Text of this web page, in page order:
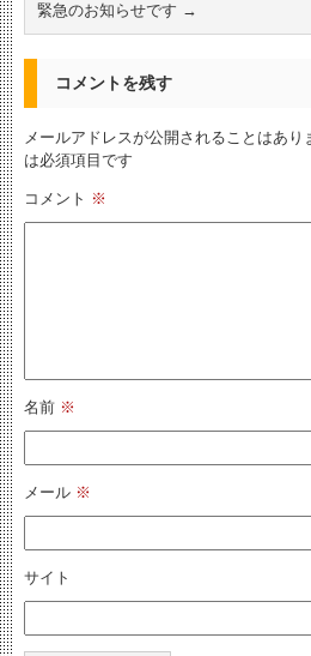
緊急のお知らせです →
コメントを残す
メールアドレスが公開されることはあり
は必須項目です
コメント ※
名前 ※
メール ※
サイト